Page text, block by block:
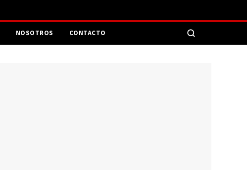
NOSOTROS CONTACTO